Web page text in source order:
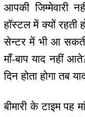
आपकी जिम्मेवारी
हॉस्टल में क्यों रहती
सेन्टर में भी आ सकती
माँ-बाप याद नहीं
दिन होता होगा तब
बीमारी के टाइम पह